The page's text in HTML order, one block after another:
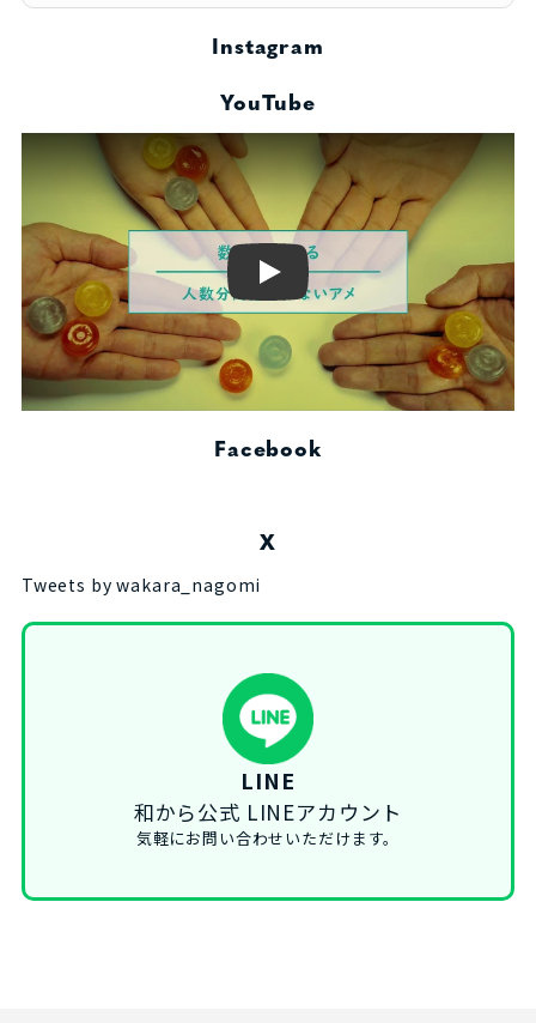
Instagram
YouTube
Play
Facebook
X
Tweets by wakara_nagomi
LINE
和から公式 LINEアカウント
気軽にお問い合わせいただけます。